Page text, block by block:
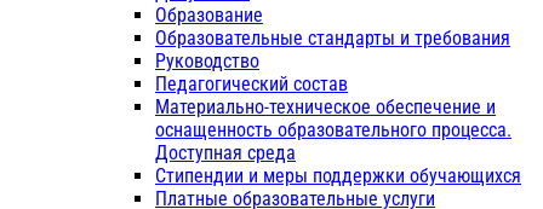
Образование
Образовательные стандарты и требования
Руководство
Педагогический состав
Материально-техническое обеспечение и
оснащенность образовательного процесса.
Доступная среда
Стипендии и меры поддержки обучающихся
Платные образовательные услуги